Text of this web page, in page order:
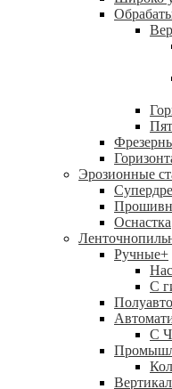
Эрозионные
Оснастка
Ручные+
С
С